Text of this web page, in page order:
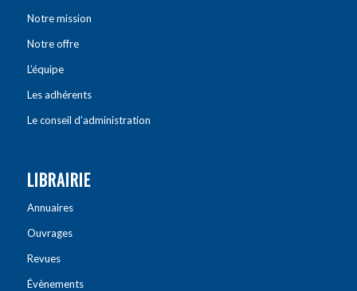
Notre mission
Notre offre
L’équipe
Les adhérents
Le conseil d’administration
LIBRAIRIE
Annuaires
Ouvrages
Revues
Évènements